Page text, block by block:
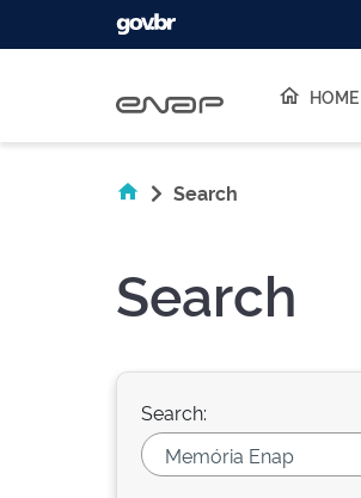
HOME
Search
Search
Search: